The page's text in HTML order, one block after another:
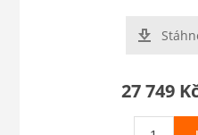
27 749